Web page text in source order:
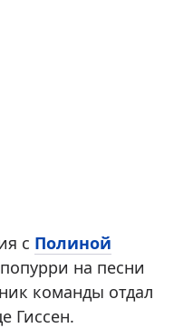
с Полиной
на песни
команды отдал
Гиссен.